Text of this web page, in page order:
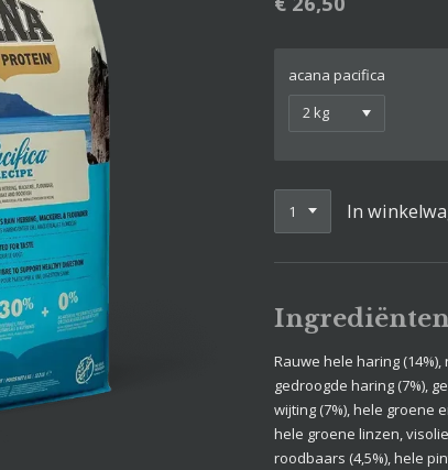
acana pacifica
In
Rauwe hele haring
gedroogde haring (7%),
wijting (7%), hele groene
hele groene linzen,
roodbaars (4,5%), hele